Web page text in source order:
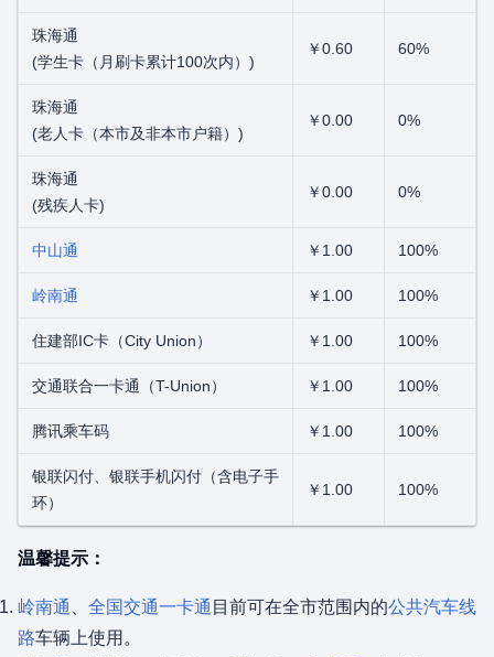
珠海通
(学生卡（月刷卡累计100次内）)
￥0.60 60%
珠海通
(老人卡（本市及非本市户籍）)
￥0.00 0%
珠海通
(残疾人卡)
￥0.00 0%
中山通 ￥1.00 100%
岭南通 ￥1.00 100%
住建部IC卡（City Union） ￥1.00 100%
交通联合一卡通（T-Union） ￥1.00 100%
腾讯乘车码 ￥1.00 100%
银联闪付、银联手机闪付（含电子手
环）
￥1.00 100%
温馨提示：
岭南通 全国交通一卡通 目前可在全市范围内的公共汽车线
路车辆上使用。